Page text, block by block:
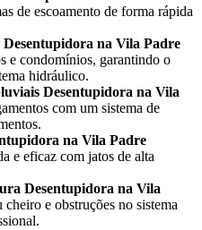
de escoamento de forma rápida
na Vila Padre
e condomínios, garantindo o
hidráulico.
Desentupidora na Vila
com um sistema de
na Vila Padre
e eficaz com jatos de alta
Desentupidora na Vila
cheiro e obstruções no sistema